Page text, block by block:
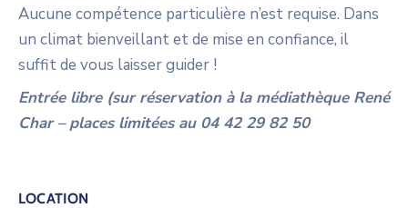
Aucune compétence particulière n’est requise. Dans
un climat bienveillant et de mise en confiance, il
suffit de vous laisser guider !
Entrée libre (sur réservation à la médiathèque René
Char – places limitées au 04 42 29 82 50
LOCATION